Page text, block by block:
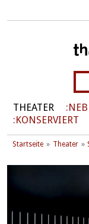
THEATER
KONSERVIERT
Startseite Theater